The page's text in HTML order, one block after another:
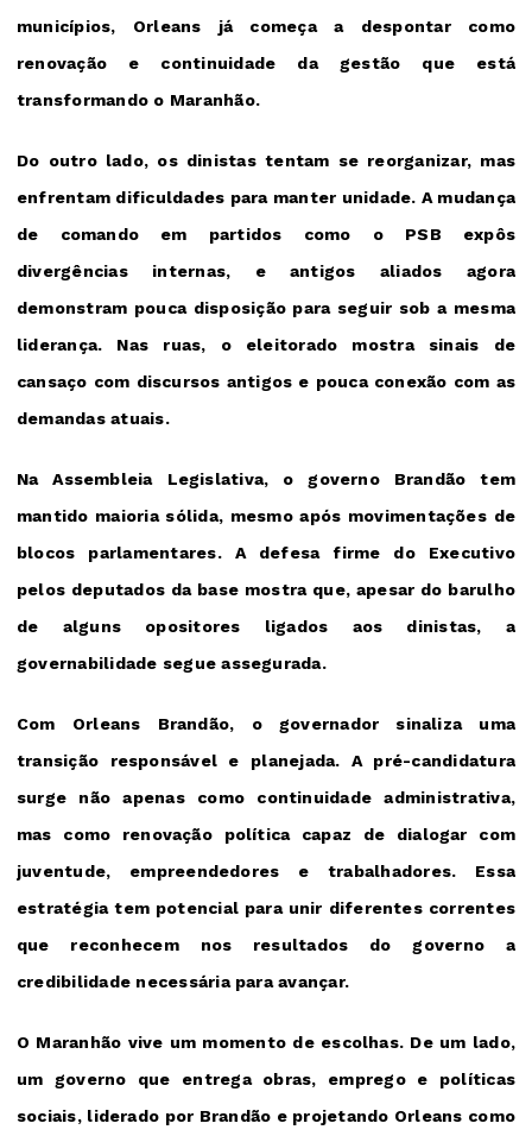
municípios, Orleans já começa a despontar como
renovação e continuidade da gestão que está
transformando o Maranhão.
Do outro lado, os dinistas tentam se reorganizar, mas
enfrentam dificuldades para manter unidade. A mudança
de comando em partidos como o PSB expôs
divergências internas, e antigos aliados agora
demonstram pouca disposição para seguir sob a mesma
liderança. Nas ruas, o eleitorado mostra sinais de
cansaço com discursos antigos e pouca conexão com as
demandas atuais.
Na Assembleia Legislativa, o governo Brandão tem
mantido maioria sólida, mesmo após movimentações de
blocos parlamentares. A defesa firme do Executivo
pelos deputados da base mostra que, apesar do barulho
de alguns opositores ligados aos dinistas, a
governabilidade segue assegurada.
Com Orleans Brandão, o governador sinaliza uma
transição responsável e planejada. A pré-candidatura
surge não apenas como continuidade administrativa,
mas como renovação política capaz de dialogar com
juventude, empreendedores e trabalhadores. Essa
estratégia tem potencial para unir diferentes correntes
que reconhecem nos resultados do governo a
credibilidade necessária para avançar.
O Maranhão vive um momento de escolhas. De um lado,
um governo que entrega obras, emprego e políticas
sociais, liderado por Brandão e projetando Orleans como